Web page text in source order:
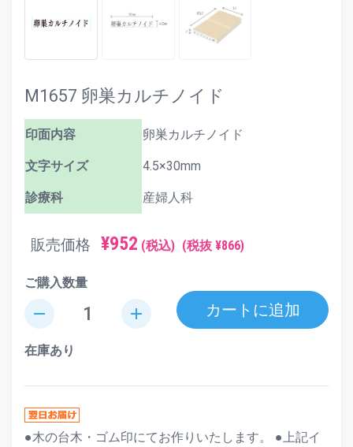
M1657 卵巣カルチノイド
印面内容 卵巣カルチノイド
文字サイズ 4.5×30mm
診療科 産婦人科
販売価格 ¥952 (税込) (税抜 ¥866)
ご購入数量
remove add カートに追加
在庫あり
●木の台木・ゴム印にてお作りいたします。 ●上記イ